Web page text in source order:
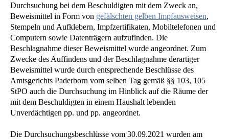
Durchsuchung bei dem Beschuldigten mit dem Zweck an,
Beweismittel in Form von gefälschten gelben Impfausweisen,
Stempeln und Aufklebern, Impfzertifikaten, Mobiltelefonen und
Computern sowie Datenträgern aufzufinden. Die
Beschlagnahme dieser Beweismittel wurde angeordnet. Zum
Zwecke des Auffindens und der Beschlagnahme derartiger
Beweismittel wurde durch entsprechende Beschlüsse des
Amtsgerichts Paderborn vom selben Tag gemäß §§ 103, 105
StPO auch die Durchsuchung im Hinblick auf die Räume der
mit dem Beschuldigten in einem Haushalt lebenden
Unverdächtigen pp. und pp. angeordnet.
Die Durchsuchungsbeschlüsse vom 30.09.2021 wurden am